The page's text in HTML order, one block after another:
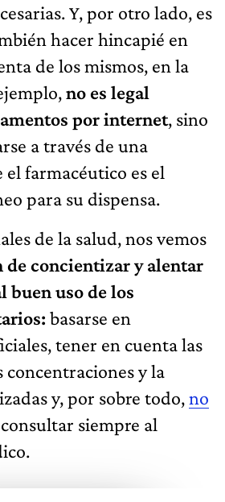
Y, por otro lado, es
hacer hincapié en
de los mismos, en la
no es legal
por internet, sino
a través de una
farmacéutico es el
para su dispensa.
de la salud, nos vemos
de concientizar y alentar
buen uso de los
basarse en
tener en cuenta las
concentraciones y la
y, por sobre todo,no
siempre al